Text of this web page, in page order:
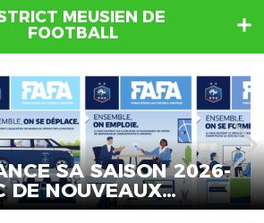
MEUSIEN DE
FOOTBALL
SA SAISON 2026-
DE NOUVEAUX
ET DES MOYEN...